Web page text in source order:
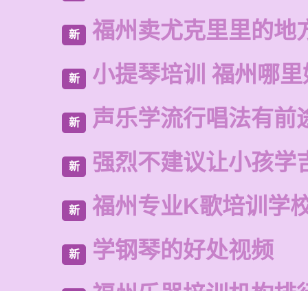
新 福州卖尤克里里的地
新 小提琴培训 福州哪
新 声乐学流行唱法有前
新 强烈不建议让小孩学
新 福州专业K歌培训学
新 学钢琴的好处视频